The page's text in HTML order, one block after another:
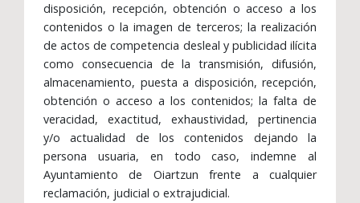
disposición, recepción, obtención o acceso a los
contenidos o la imagen de terceros; la realización
de actos de competencia desleal y publicidad ilícita
como consecuencia de la transmisión, difusión,
almacenamiento, puesta a disposición, recepción,
obtención o acceso a los contenidos; la falta de
veracidad, exactitud, exhaustividad, pertinencia
y/o actualidad de los contenidos dejando la
persona usuaria, en todo caso, indemne al
Ayuntamiento de Oiartzun frente a cualquier
reclamación, judicial o extrajudicial.